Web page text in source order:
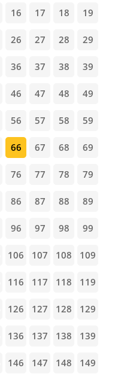
16 17 18 19
26 27 28 29
36 37 38 39
46 47 48 49
56 57 58 59
66 67 68 69
76 77 78 79
86 87 88 89
96 97 98 99
106 107 108 109
116 117 118 119
126 127 128 129
136 137 138 139
146 147 148 149